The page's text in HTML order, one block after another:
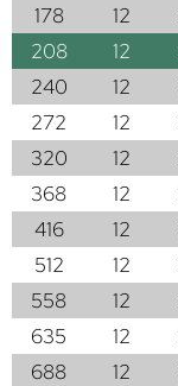
178
12
208
12
240
12
272
12
320
12
368
12
416
12
512
12
558
12
635 12
688
12